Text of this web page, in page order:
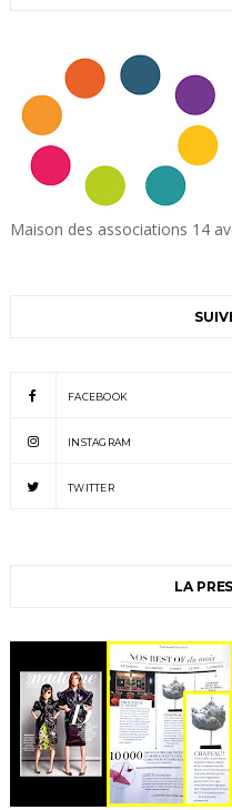
Maison des associations 14
FACEBOOK
INSTAGRAM
TWITTER
LA